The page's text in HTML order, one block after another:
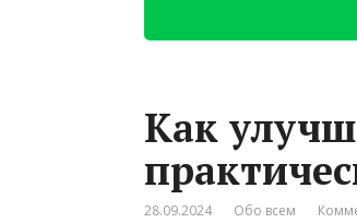
Как
28.09.2024 Обо всем